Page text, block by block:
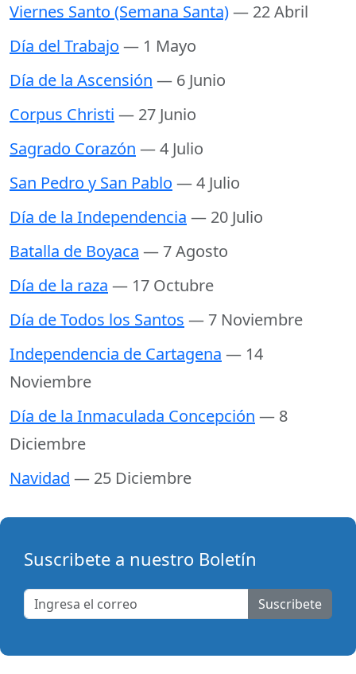
Viernes Santo (Semana Santa)— 22 Abril
Día del Trabajo — 1 Mayo
Día de la Ascensión — 6 Junio
Corpus Christi — 27 Junio
Sagrado Corazón — 4 Julio
San Pedro y San Pablo — 4 Julio
Día de la Independencia — 20 Julio
Batalla de Boyaca — 7 Agosto
Día de la raza — 17 Octubre
Día de Todos los Santos — 7 Noviembre
Independencia de Cartagena — 14
Noviembre
Día de la Inmaculada Concepción — 8
Diciembre
Navidad — 25 Diciembre
Suscribete a nuestro Boletín
Suscribete